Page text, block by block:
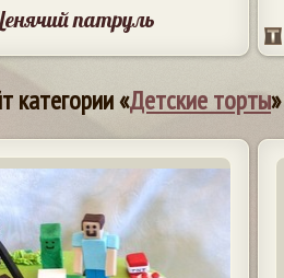
патруль
категории «Детские торты»